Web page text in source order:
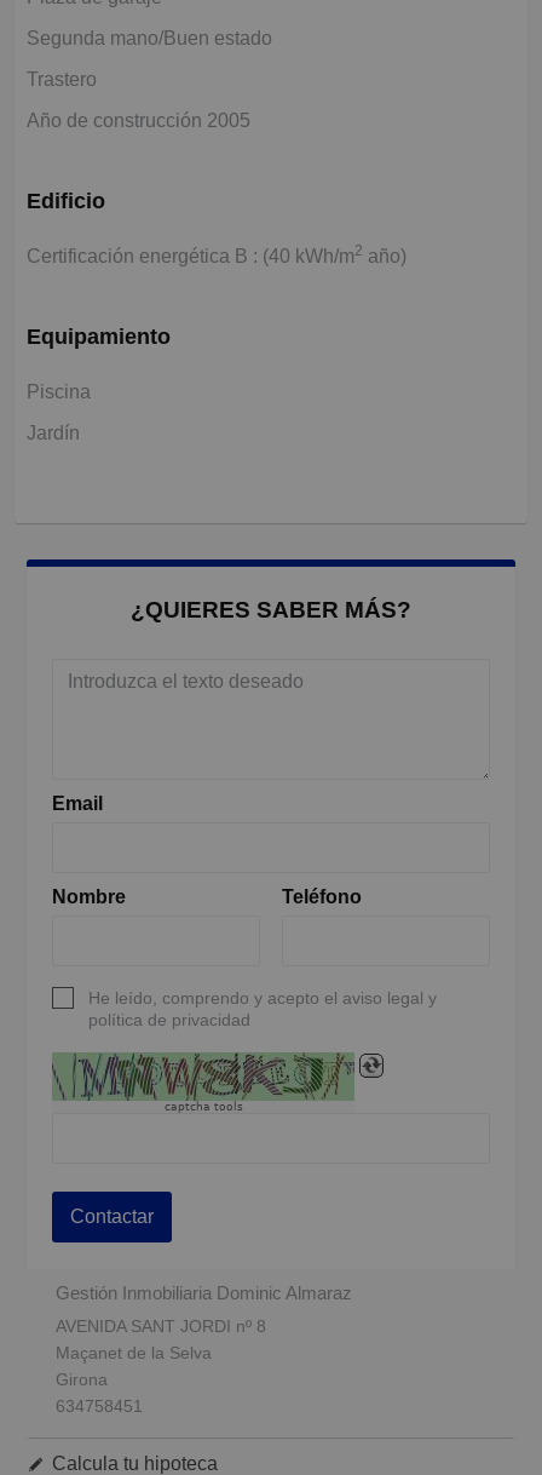
Segunda mano/Buen estado
Trastero
Año de construcción 2005
Edificio
Certificación energética B : (40 kWh/m2 año)
Equipamiento
Piscina
Jardín
¿QUIERES SABER MÁS?
Email
Nombre Teléfono
He leído, comprendo y acepto el aviso legal y
política de privacidad
captcha tools
Contactar
Gestión Inmobiliaria Dominic Almaraz
AVENIDA SANT JORDI nº 8
Maçanet de la Selva
Girona
634758451
Calcula tu hipoteca